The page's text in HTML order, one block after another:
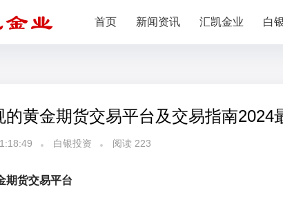
首页 新闻资讯 汇凯金业 白
的黄金期货交易平台及交易指南2024
白银投资 阅读 223
期货交易平台